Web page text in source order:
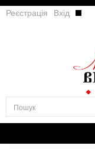
Реєстрація Вхід